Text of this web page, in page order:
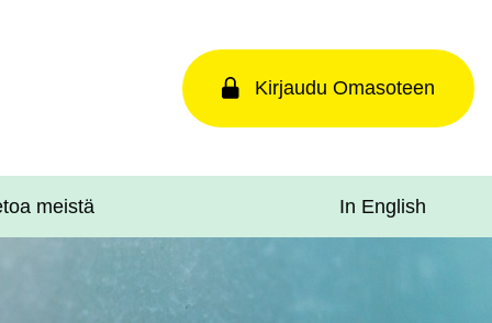
Kirjaudu Omasoteen
meistä In English